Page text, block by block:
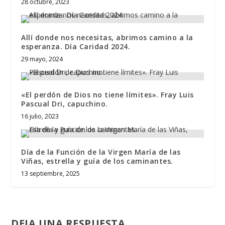
28 octubre, 2023
Allí donde nos necesitas, abrimos camino a la
esperanza. Día Caridad 2024.
29 mayo, 2024
«El perdón de Dios no tiene límites». Fray Luis
Pascual Dri, capuchino.
16 julio, 2023
Día de la Función de la Virgen María de las
Viñas, estrella y guía de los caminantes.
13 septiembre, 2025